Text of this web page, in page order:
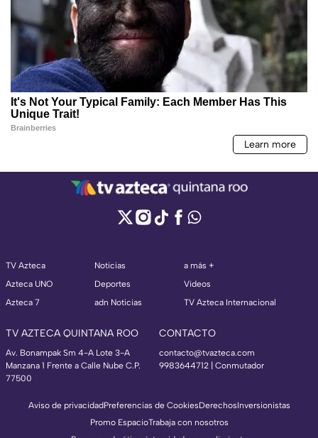
TV Azteca
Azteca UNO
Azteca 7
Noticias
Deportes
adn Noticias
a más +
Videos
TV Azteca Internacional
TV AZTECA QUINTANA ROO
Av. Bonampak Sm 4-A Lote 3-A
Manzana 1 Frente a Calle Nube C.P.
77500
CONTACTO
contacto@tvazteca.com
9983644712 | Conmutador
Aviso de privacidadPreferencias de CookiesDerechosInversionistas
Promo EspacioTrabaja con nosotros